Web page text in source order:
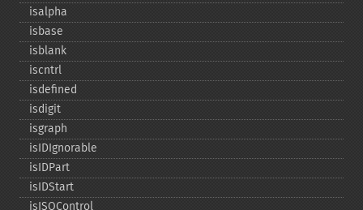
isalpha
isbase
isblank
iscntrl
isdefined
isdigit
isgraph
isIDIgnorable
isIDPart
isIDStart
isISOControl